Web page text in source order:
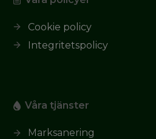
Cookie policy
Integritetspolicy
Våra tjänster
Marksanering